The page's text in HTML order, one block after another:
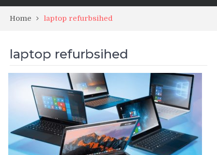
Home laptop refurbsihed
laptop refurbsihed